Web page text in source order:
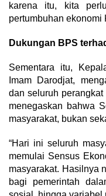
karena itu, kita
pertumbuhan ekonomi
Dukungan BPS
Sementara itu,
Imam Darodjat,
dan seluruh
menegaskan bahwa
masyarakat, bukan
“Hari ini seluruh
memulai Sensus
masyarakat. Hasilnya
bagi pemerintah